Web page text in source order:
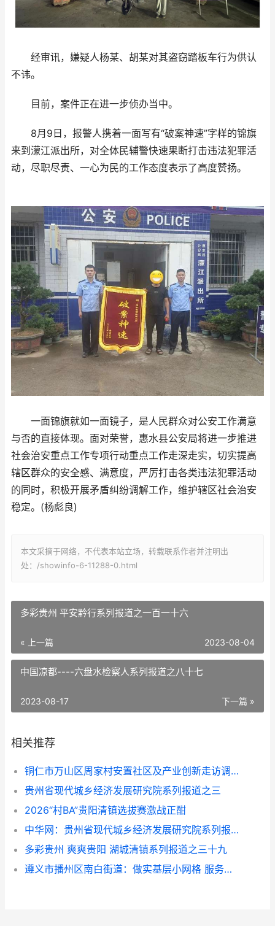
经审讯，嫌疑人杨某、胡某对其盗窃踏板车行为供认
不讳。
目前，案件正在进一步侦办当中。
8月9日，报警人携着一面写有“破案神速”字样的锦旗
来到濛江派出所，对全体民辅警快速果断打击违法犯罪活
动，尽职尽责、一心为民的工作态度表示了高度赞扬。
一面锦旗就如一面镜子，是人民群众对公安工作满意
与否的直接体现。面对荣誉，惠水县公安局将进一步推进
社会治安重点工作专项行动重点工作走深走实，切实提高
辖区群众的安全感、满意度，严厉打击各类违法犯罪活动
的同时，积极开展矛盾纠纷调解工作，维护辖区社会治安
稳定。(杨彪良)
本文采摘于网络，不代表本站立场，转载联系作者并注明出
处：/showinfo-6-11288-0.html
多彩贵州 平安黔行系列报道之一百一十六
« 上一篇 2023-08-04
中国凉都----六盘水检察人系列报道之八十七
下一篇 »
2023-08-17
相关推荐
铜仁市万山区周家村安置社区及产业创新走访调研侧记
贵州省现代城乡经济发展研究院系列报道之三
2026“村BA”贵阳清镇选拔赛激战正酣
中华网：贵州省现代城乡经济发展研究院系列报道之一
多彩贵州 爽爽贵阳 湖城清镇系列报道之三十九
遵义市播州区南白街道：做实基层小网格 服务民心大纽带